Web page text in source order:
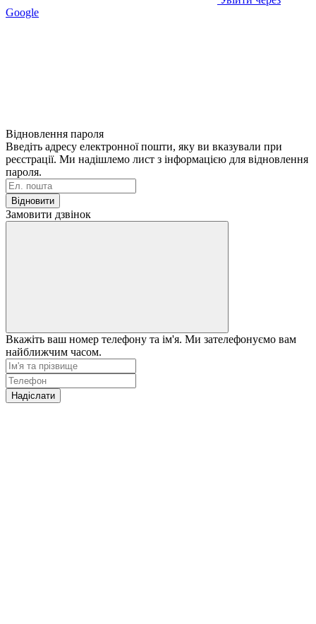
Google
Відновлення пароля
Введіть адресу електронної пошти, яку ви вказували при
реєстрації. Ми надішлемо лист з інформацією для відновлення
пароля.
Відновити
Замовити дзвінок
Вкажіть ваш номер телефону та ім'я. Ми зателефонуємо вам
найближчим часом.
Надіслати